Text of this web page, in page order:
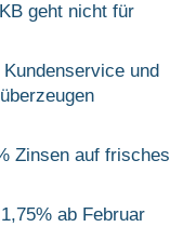
geht nicht für
und
Zinsen auf frisches
ab Februar